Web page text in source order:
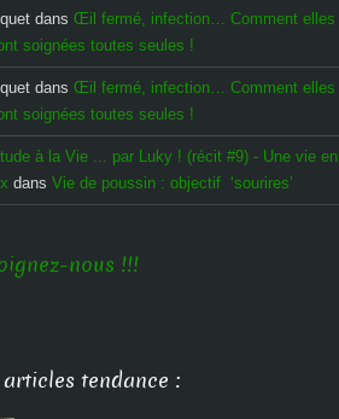
dans Œil fermé, infection… Comment elles
soignées toutes seules !
dans Œil fermé, infection… Comment elles
soignées toutes seules !
à la Vie ... par Luky ! (récit #9) - Une vie en
dans Vie de poussin : objectif ‘sourires’
nous !!!
articles tendance :